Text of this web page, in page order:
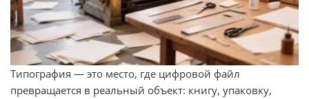
Типография — это место, где цифровой файл
превращается в реальный объект: книгу, упаковку,